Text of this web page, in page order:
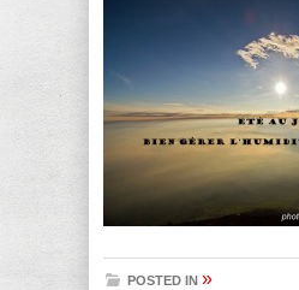
POSTED IN »